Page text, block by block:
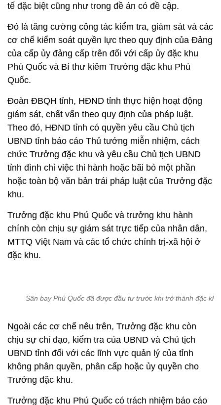
tế đặc biệt cũng như trong đề án có đề cập.
Đó là tăng cường công tác kiểm tra, giám sát và các
cơ chế kiểm soát quyền lực theo quy định của Đảng
của cấp ủy đảng cấp trên đối với cấp ủy đặc khu
Phú Quốc và Bí thư kiêm Trưởng đặc khu Phú
Quốc.
Đoàn ĐBQH tỉnh, HĐND tỉnh thực hiện hoạt động
giám sát, chất vấn theo quy định của pháp luật.
Theo đó, HĐND tỉnh có quyền yêu cầu Chủ tịch
UBND tỉnh báo cáo Thủ tướng miễn nhiệm, cách
chức Trưởng đặc khu và yêu cầu Chủ tịch UBND
tỉnh đình chỉ việc thi hành hoặc bãi bỏ một phần
hoặc toàn bộ văn bản trái pháp luật của Trưởng đặc
khu.
Trưởng đặc khu Phú Quốc và trưởng khu hành
chính còn chịu sự giám sát trực tiếp của nhân dân,
MTTQ Việt Nam và các tổ chức chính trị-xã hội ở
đặc khu.
Sân bay Phú Quốc đã được đầu tư trước khi trở thành đặc khu
Ngoài các cơ chế nêu trên, Trưởng đặc khu còn
chịu sự chỉ đạo, kiểm tra của UBND và Chủ tịch
UBND tỉnh đối với các lĩnh vực quản lý của tỉnh
không phân quyền, phân cấp hoặc ủy quyền cho
Trưởng đặc khu.
Trưởng đặc khu Phú Quốc có trách nhiệm báo cáo